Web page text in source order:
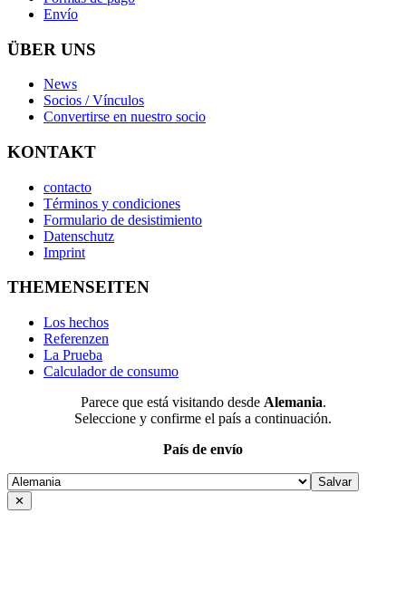
Envío
ÜBER UNS
News
Socios / Vínculos
Convertirse en nuestro socio
KONTAKT
contacto
Términos y condiciones
Formulario de desistimiento
Datenschutz
Imprint
THEMENSEITEN
Los hechos
Referenzen
La Prueba
Calculador de consumo
Parece que está visitando desde Alemania.
Seleccione y confirme el país a continuación.
País de envío
✕